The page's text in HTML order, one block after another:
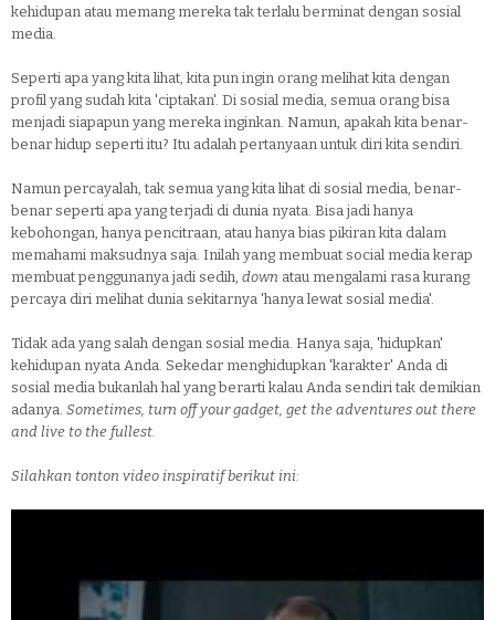
kehidupan atau memang mereka tak terlalu berminat dengan sosial
media.
Seperti apa yang kita lihat, kita pun ingin orang melihat kita dengan
profil yang sudah kita 'ciptakan'. Di sosial media, semua orang bisa
menjadi siapapun yang mereka inginkan. Namun, apakah kita benar-
benar hidup seperti itu? Itu adalah pertanyaan untuk diri kita sendiri.
Namun percayalah, tak semua yang kita lihat di sosial media, benar-
benar seperti apa yang terjadi di dunia nyata. Bisa jadi hanya
kebohongan, hanya pencitraan, atau hanya bias pikiran kita dalam
memahami maksudnya saja. Inilah yang membuat social media kerap
membuat penggunanya jadi sedih, down atau mengalami rasa kurang
percaya diri melihat dunia sekitarnya 'hanya lewat sosial media'.
Tidak ada yang salah dengan sosial media. Hanya saja, 'hidupkan'
kehidupan nyata Anda. Sekedar menghidupkan 'karakter' Anda di
sosial media bukanlah hal yang berarti kalau Anda sendiri tak demikian
adanya. Sometimes, turn off your gadget, get the adventures out there
and live to the fullest.
Silahkan tonton video inspiratif berikut ini: